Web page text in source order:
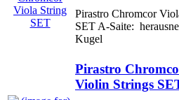
Pirastro Chromcor
SET A-Saite:
Kugel
Pirastro
Violin Strings